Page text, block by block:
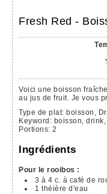
Fresh Red -
Voici une boisson fraîche estivale, simple à réaliser au rooibos et
au jus de fruit. Je vous
Type de plat: boisson,
Keyword: boisson,
Portions: 2
Ingrédients
Pour le rooibos :
3 à 4 c. à café de
1 théière d'eau